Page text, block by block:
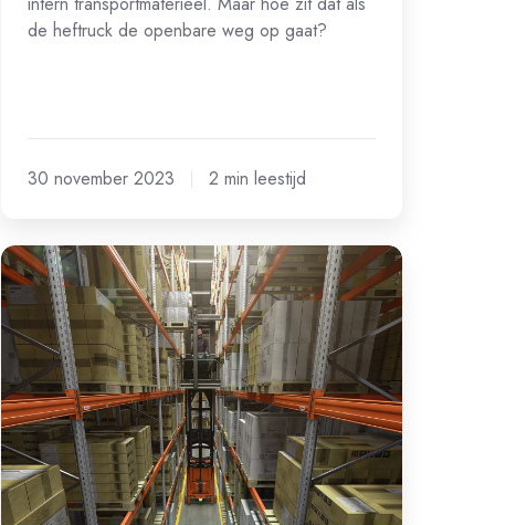
de heftruck de openbare weg op gaat?
30 november 2023 2 min leestijd
Is
uw
magazijn
klaar
voor
smallegangentrucks?